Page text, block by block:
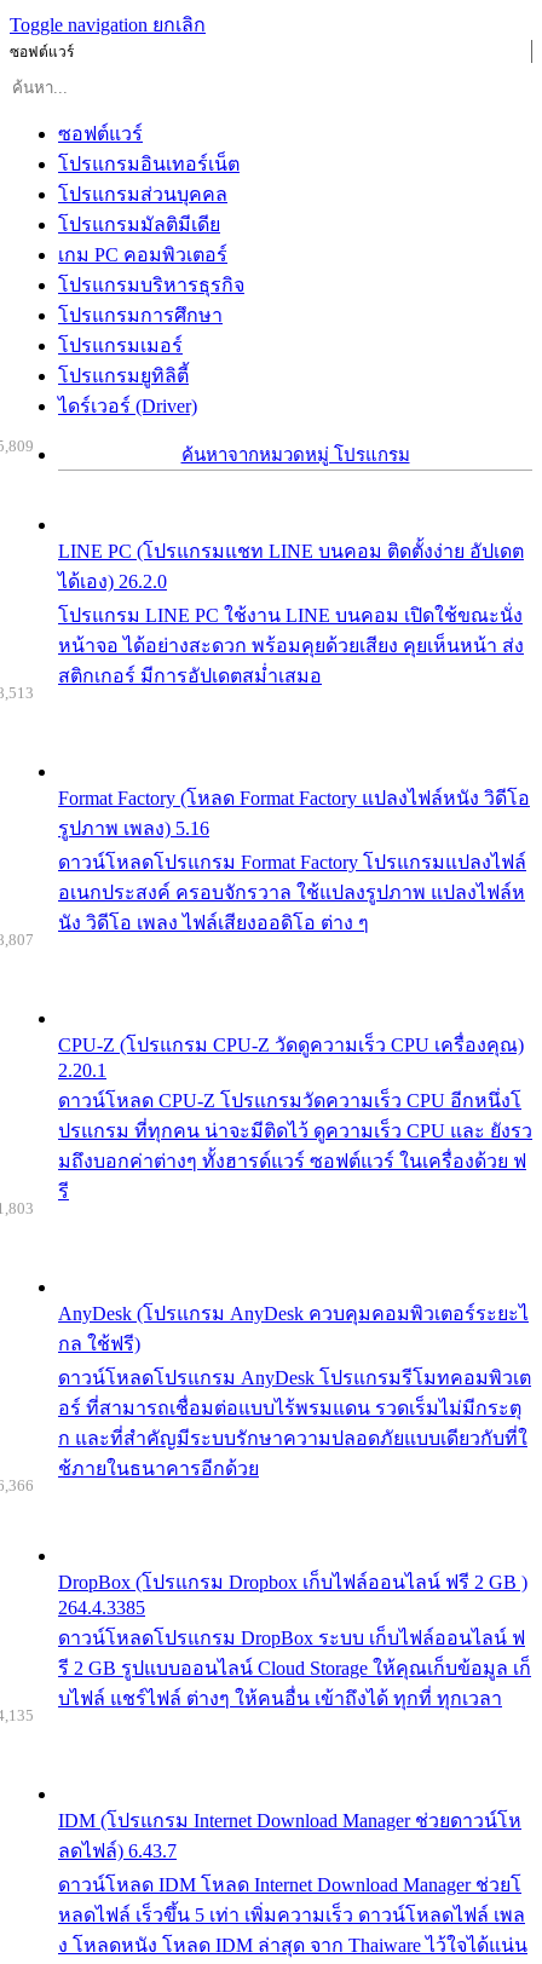
Toggle navigation ยกเลิก
ซอฟต์แวร์
ซอฟต์แวร์
โปรแกรมอินเทอร์เน็ต
โปรแกรมส่วนบุคคล
โปรแกรมมัลติมีเดีย
เกม PC คอมพิวเตอร์
โปรแกรมบริหารธุรกิจ
โปรแกรมการศึกษา
โปรแกรมเมอร์
โปรแกรมยูทิลิตี้
ไดร์เวอร์ (Driver)
ค้นหาจากหมวดหมู่ โปรแกรม
LINE PC (โปรแกรมแชท LINE บนคอม ติดตั้งง่าย อัปเดต
ได้เอง) 26.2.0
โปรแกรม LINE PC ใช้งาน LINE บนคอม เปิดใช้ขณะนั่ง
หน้าจอ ได้อย่างสะดวก พร้อมคุยด้วยเสียง คุยเห็นหน้า ส่ง
สติกเกอร์ มีการอัปเดตสม่ำเสมอ
Format Factory (โหลด Format Factory แปลงไฟล์หนัง วิดีโอ
รูปภาพ เพลง) 5.16
ดาวน์โหลดโปรแกรม Format Factory โปรแกรมแปลงไฟล์
อเนกประสงค์ ครอบจักรวาล ใช้แปลงรูปภาพ แปลงไฟล์ห
นัง วิดีโอ เพลง ไฟล์เสียงออดิโอ ต่าง ๆ
CPU-Z (โปรแกรม CPU-Z วัดดูความเร็ว CPU เครื่องคุณ)
2.20.1
ดาวน์โหลด CPU-Z โปรแกรมวัดความเร็ว CPU อีกหนึ่งโ
ปรแกรม ที่ทุกคน น่าจะมีติดไว้ ดูความเร็ว CPU และ ยังรว
มถึงบอกค่าต่างๆ ทั้งฮารด์แวร์ ซอฟต์แวร์ ในเครื่องด้วย ฟ
รี
AnyDesk (โปรแกรม AnyDesk ควบคุมคอมพิวเตอร์ระยะไ
กล ใช้ฟรี)
ดาวน์โหลดโปรแกรม AnyDesk โปรแกรมรีโมทคอมพิวเต
อร์ ที่สามารถเชื่อมต่อแบบไร้พรมแดน รวดเร็มไม่มีกระตุ
ก และที่สำคัญมีระบบรักษาความปลอดภัยแบบเดียวกับที่ใ
ช้ภายในธนาคารอีกด้วย
DropBox (โปรแกรม Dropbox เก็บไฟล์ออนไลน์ ฟรี 2 GB )
264.4.3385
ดาวน์โหลดโปรแกรม DropBox ระบบ เก็บไฟล์ออนไลน์ ฟ
รี 2 GB รูปแบบออนไลน์ Cloud Storage ให้คุณเก็บข้อมูล เก็
บไฟล์ แชร์ไฟล์ ต่างๆ ให้คนอื่น เข้าถึงได้ ทุกที่ ทุกเวลา
IDM (โปรแกรม Internet Download Manager ช่วยดาวน์โห
ลดไฟล์) 6.43.7
ดาวน์โหลด IDM โหลด Internet Download Manager ช่วยโ
หลดไฟล์ เร็วขึ้น 5 เท่า เพิ่มความเร็ว ดาวน์โหลดไฟล์ เพล
ง โหลดหนัง โหลด IDM ล่าสุด จาก Thaiware ไว้ใจได้แน่น